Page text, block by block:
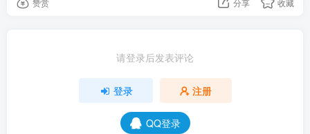
请登录后发表评论
登录 注册
QQ登录